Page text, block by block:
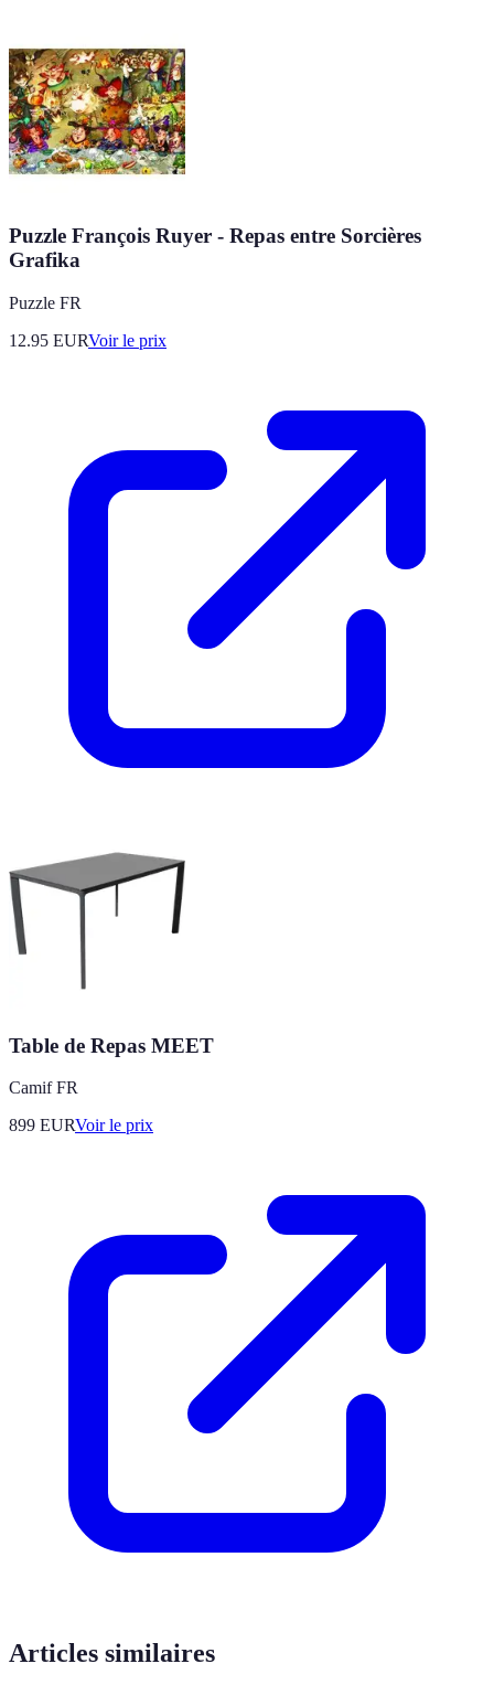
Puzzle François Ruyer - Repas entre Sorcières
Grafika
Puzzle FR
12.95 EURVoir le prix
Table de Repas MEET
Camif FR
899 EURVoir le prix
Articles similaires